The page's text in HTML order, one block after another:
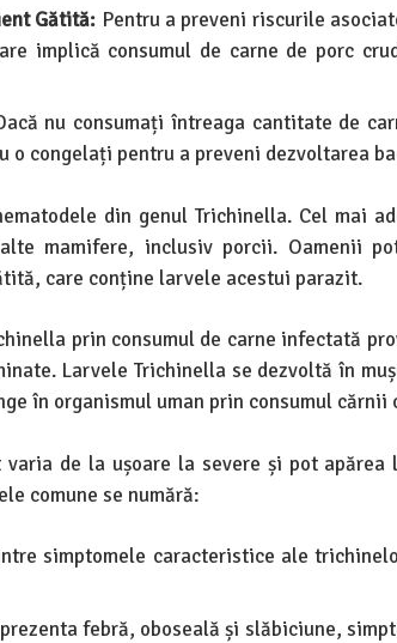
Gătită: Pentru a preveni riscurile
implică consumul de carne de porc
nu consumați întreaga cantitate de
congelați pentru a preveni dezvoltarea
din genul Trichinella. Cel mai
mamifere, inclusiv porcii. Oamenii
care conține larvele acestui parazit.
prin consumul de carne infectată
Larvele Trichinella se dezvoltă în
în organismul uman prin consumul cărnii
de la ușoare la severe și pot apărea
comune se numără:
simptomele caracteristice ale
febră, oboseală și slăbiciune,